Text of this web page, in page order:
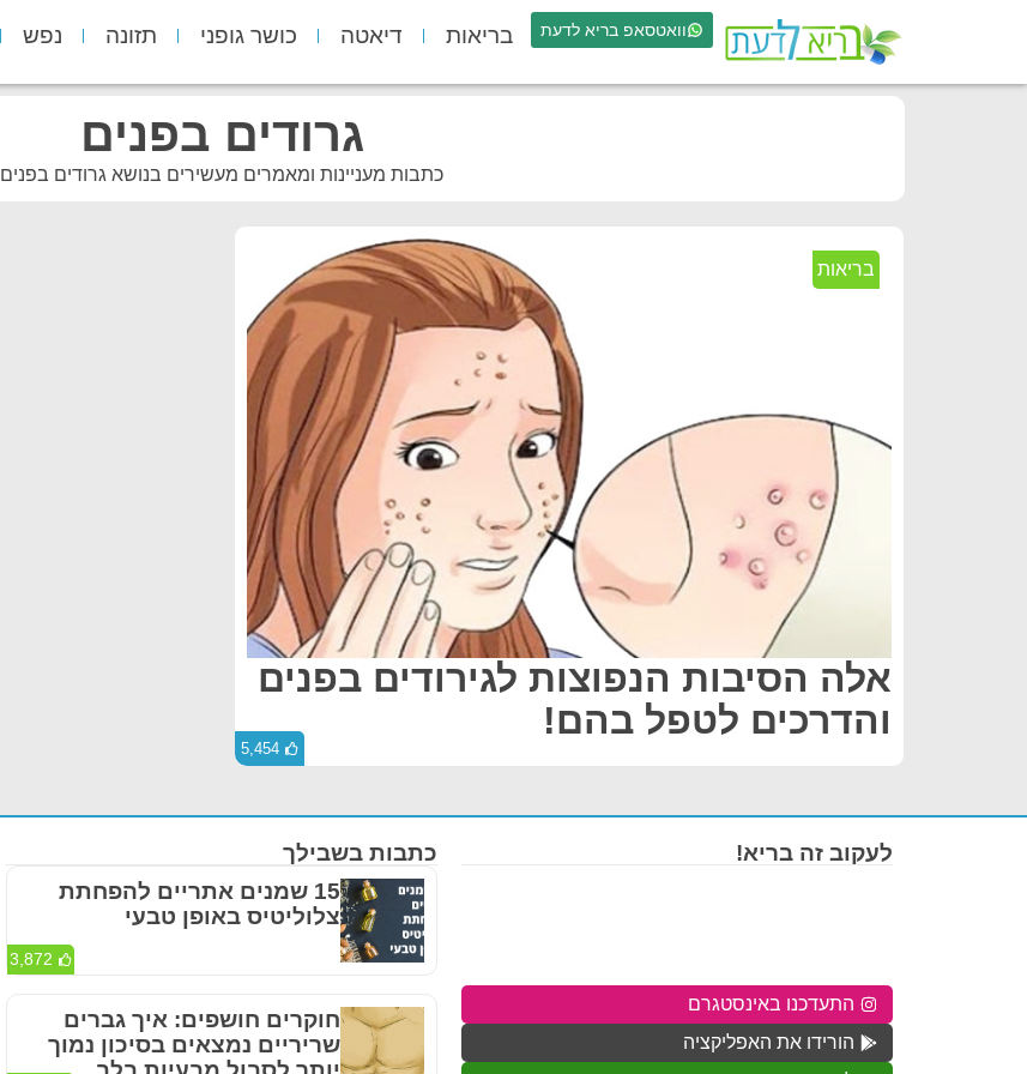
וואטסאפ בריא לדעת בריאות דיאטה כושר גופני תזונה נפש
גרודים בפנים
כתבות מעניינות ומאמרים מעשירים בנושא גרודים בפנים
בריאות
אלה הסיבות הנפוצות לגירודים בפנים
והדרכים לטפל בהם!
5,454
כתבות בשבילך
15 שמנים אתריים להפחתת
צלוליטיס באופן טבעי
3,872
חוקרים חושפים: איך גברים
שריריים נמצאים בסיכון נמוך
לעקוב זה בריא!
התעדכנו באינסטגרם
הורידו את האפליקציה